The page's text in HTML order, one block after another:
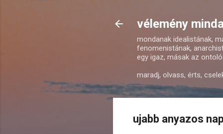
vélemény
mondanak idealistának,
fenomenistának,
egy igaz, másak az
maradj, olvass, érts,
ujabb anyazos